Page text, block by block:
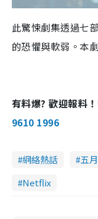
此驚悚劇集透過七
的恐懼與軟弱。本
有料爆? 歡迎報料
9610 1996
網絡熱話 五
Netflix